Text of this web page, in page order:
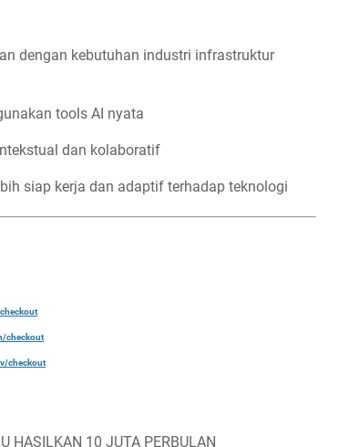
dengan kebutuhan industri infrastruktur
tools AI nyata
dan kolaboratif
siap kerja dan adaptif terhadap teknologi
checkout
checkout
HASILKAN 10 JUTA PERBULAN